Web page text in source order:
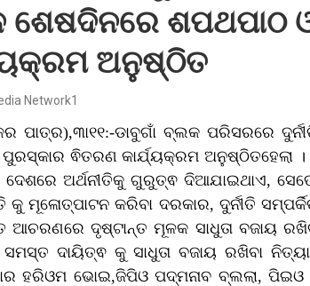
ଶେଷଦିନରେ ଶପଥପାଠ
ଅନୁଷ୍ଠିତ
Network1
ଡାବୁଗାଁ ବ୍ଲକ ପରିସରରେ
ଵିତରଣ କାର୍ଯ୍ୟକ୍ରମ ଅନୁଷ୍ଠିତହେଲା
ଅର୍ଥନୀତିକୁ ଗୁରୁତ୍ଵ ଦିଆଯାଇଥାଏ,
କୁ ମୂଳୋତ୍ପାଟନ କରିବା ଦରକାର, ଦୁର୍ନୀତି
ଦୃଷ୍ଟାନ୍ତ ମୂଳକ ସାଧୁତା ବଜାୟ
ସମସ୍ତ ଦାୟିତ୍ଵ କୁ ସାଧୁତା ବଜାୟ ରଖିବା
ହରିଓମ ଭୋଇ,ଜିପିଓ ପଦ୍ମନାବ ବ୍ଲଲା, ପିଇଓ